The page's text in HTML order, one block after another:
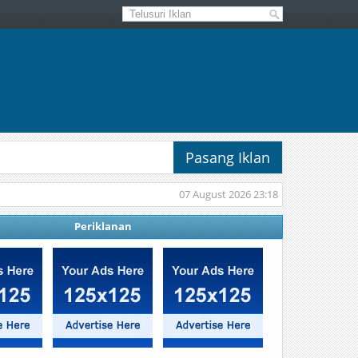
Pasang Iklan
07 August 2026 23:18
Periklanan